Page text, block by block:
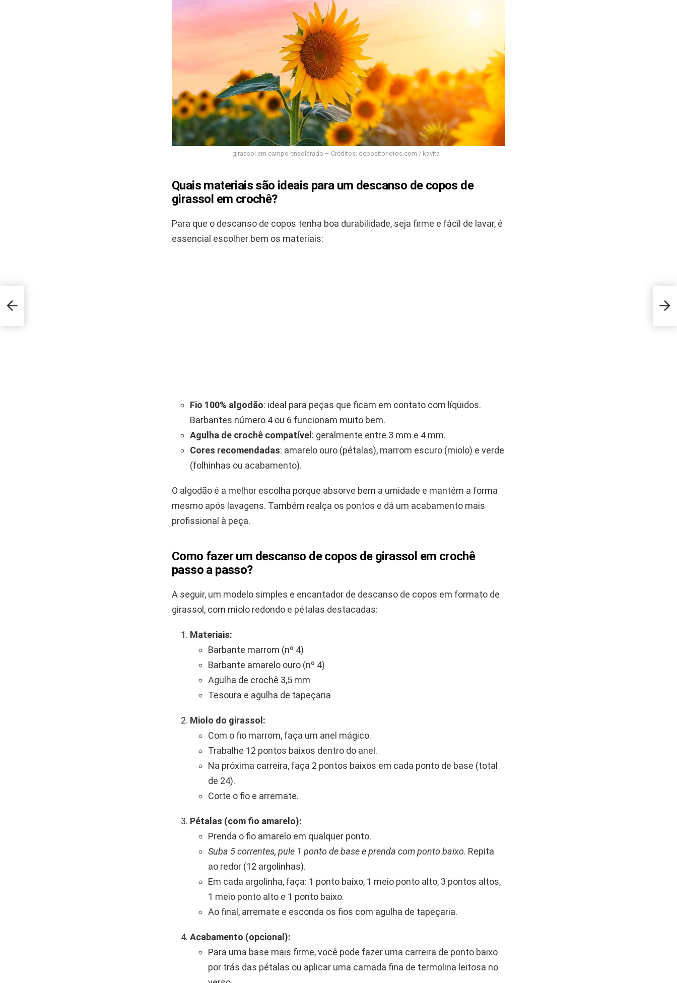
girassol em campo ensolarado – Créditos: depositphotos.com / kavita
Quais materiais são ideais para um descanso de copos de
girassol em crochê?
Para que o descanso de copos tenha boa durabilidade, seja firme e fácil de lavar, é
essencial escolher bem os materiais:
Fio 100% algodão: ideal para peças que ficam em contato com líquidos.
Barbantes número 4 ou 6 funcionam muito bem.
Agulha de crochê compatível : geralmente entre 3 mm e 4 mm.
Cores recomendadas: amarelo ouro (pétalas), marrom escuro (miolo) e verde
(folhinhas ou acabamento).
O algodão é a melhor escolha porque absorve bem a umidade e mantém a forma
mesmo após lavagens. Também realça os pontos e dá um acabamento mais
profissional à peça.
Como fazer um descanso de copos de girassol em crochê
passo a passo?
A seguir, um modelo simples e encantador de descanso de copos em formato de
girassol, com miolo redondo e pétalas destacadas:
Materiais:
Barbante marrom (nº 4)
Barbante amarelo ouro (nº 4)
Agulha de crochê 3,5 mm
Tesoura e agulha de tapeçaria
Miolo do girassol:
Com o fio marrom, faça um anel mágico.
Trabalhe 12 pontos baixos dentro do anel.
Na próxima carreira, faça 2 pontos baixos em cada ponto de base (total
de 24).
Corte o fio e arremate.
Pétalas (com fio amarelo):
Prenda o fio amarelo em qualquer ponto.
Suba 5 correntes, pule 1 ponto de base e prenda com ponto baixo. Repita
ao redor (12 argolinhas).
Em cada argolinha, faça: 1 ponto baixo, 1 meio ponto alto, 3 pontos altos,
1 meio ponto alto e 1 ponto baixo.
Ao final, arremate e esconda os fios com agulha de tapeçaria.
Acabamento (opcional):
Para uma base mais firme, você pode fazer uma carreira de ponto baixo
por trás das pétalas ou aplicar uma camada fina de termolina leitosa no
O